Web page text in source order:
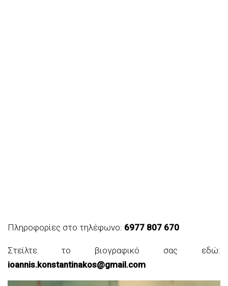
Πληροφορίες στο τηλέφωνο: 6977 807 670
Στείλτε το βιογραφικό σας εδώ:
ioannis.konstantinakos@gmail.com